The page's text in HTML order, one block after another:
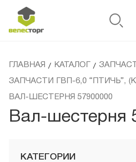
ГЛАВНАЯ / КАТАЛОГ /
ЗАПЧАСТИ ГВП-6,0 “ПТИЧЬ”,
ВАЛ-ШЕСТЕРНЯ 57900000
Вал-шестерня
КАТЕГОРИИ